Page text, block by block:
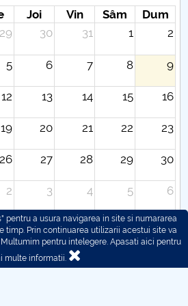
aprilie 2020
Joi Vin Sâm
Dum
29 30 31 1 2
5 6 7 8 9
12 13 14 15 16
19 20 21 22 23
26 27 28 29 30
2 3 4 5 6
pentru a usura navigarea in site si numararea
timp. Prin continuarea utilizarii acestui site va
pentru intelegere. Apasati aici pentru
multe informatii.